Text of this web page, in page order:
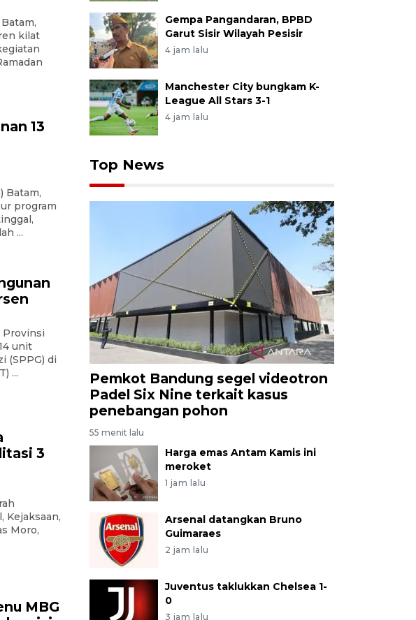
kilat
13
Batam,
program
...
Provinsi
unit
(SPPG) di
...
3
Kejaksaan,
Moro,
MBG
Gempa Pangandaran, BPBD
Garut Sisir Wilayah Pesisir
4 jam lalu
Manchester City bungkam K-
League All Stars 3-1
4 jam lalu
Top News
Pemkot Bandung segel videotron
Padel Six Nine terkait kasus
penebangan pohon
55 menit lalu
Harga emas Antam Kamis ini
meroket
1 jam lalu
Arsenal datangkan Bruno
Guimaraes
2 jam lalu
Juventus taklukkan Chelsea 1-
0
3 jam lalu